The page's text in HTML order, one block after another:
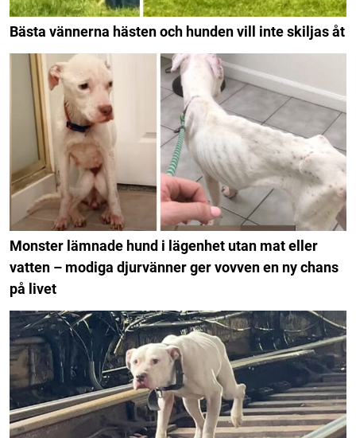
Bästa vännerna hästen och hunden vill inte skiljas åt
Monster lämnade hund i lägenhet utan mat eller
vatten – modiga djurvänner ger vovven en ny chans
på livet